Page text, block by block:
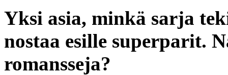
Yksi asia, minkä sarja
nostaa esille superparit.
romansseja?